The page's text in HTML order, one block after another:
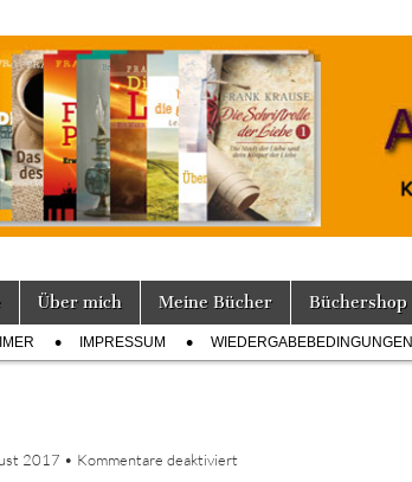
Über mich Meine Bücher Büchershop
IMPRESSUM WIEDERGABEBEDINGUNGEN
2017 • Kommentare deaktiviert